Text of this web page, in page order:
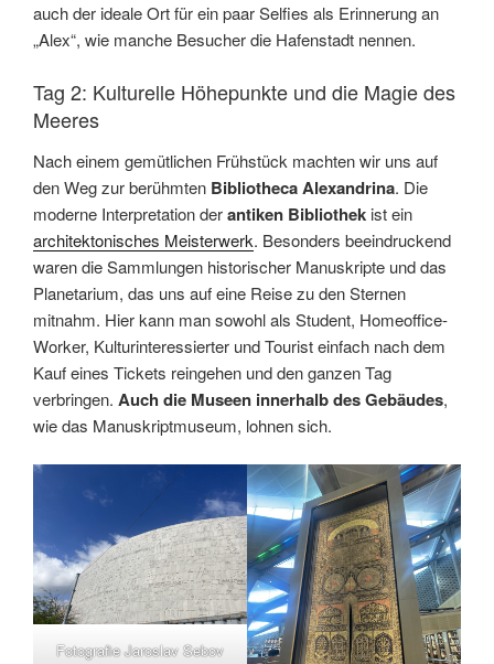
auch der ideale Ort für ein paar Selfies als Erinnerung an
„Alex“, wie manche Besucher die Hafenstadt nennen.
Tag 2: Kulturelle Höhepunkte und die Magie des
Meeres
Nach einem gemütlichen Frühstück machten wir uns auf
den Weg zur berühmten Bibliotheca Alexandrina. Die
moderne Interpretation derantiken Bibliothek ist ein
architektonisches Meisterwerk. Besonders beeindruckend
waren die Sammlungen historischer Manuskripte und das
Planetarium, das uns auf eine Reise zu den Sternen
mitnahm. Hier kann man sowohl als Student, Homeoffice-
Worker, Kulturinteressierter und Tourist einfach nach dem
Kauf eines Tickets reingehen und den ganzen Tag
verbringen. Auch die Museen innerhalb des Gebäudes,
wie das Manuskriptmuseum, lohnen sich.
Fotografie Jaroslav Sebov